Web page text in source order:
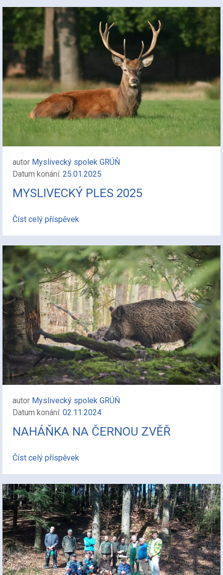
autor Myslivecký spolek GRÚŇ
Datum konání: 25.01.2025
MYSLIVECKÝ PLES 2025
Číst celý příspěvek
autor Myslivecký spolek GRÚŇ
Datum konání: 02.11.2024
NAHÁŇKA NA ČERNOU ZVĚŘ
Číst celý příspěvek